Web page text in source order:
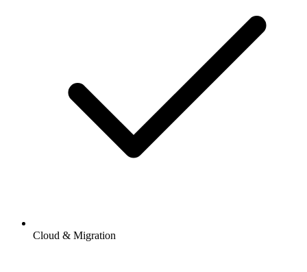
Cloud & Migration